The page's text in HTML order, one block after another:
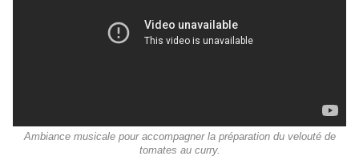
Ambiance musicale pour accompagner la préparation du velouté de
tomates au curry.